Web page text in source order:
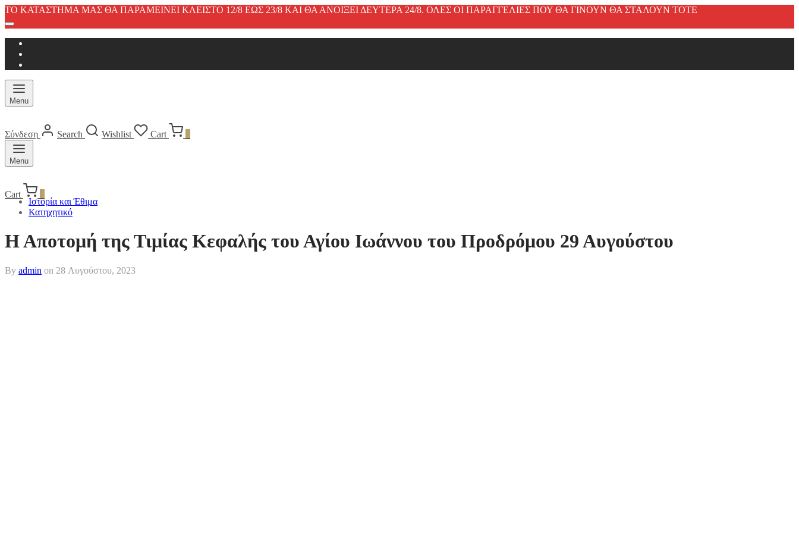
ΤΟ ΚΑΤΑΣΤΗΜΑ ΜΑΣ ΘΑ ΠΑΡΑΜΕΙΝΕΙ ΚΛΕΙΣΤΟ 12/8 ΕΩΣ 23/8 ΚΑΙ ΘΑ ΑΝΟΙΞΕΙ ΔΕΥΤΕΡΑ 24/8. ΟΛΕΣ ΟΙ ΠΑΡΑΓΓΕΛΙΕΣ ΠΟΥ ΘΑ ΓΙΝΟΥΝ ΘΑ ΣΤΑΛΟΥΝ ΤΟΤΕ
Menu
Σύνδεση Search Wishlist Cart
Menu
Cart
Ιστορία και Έθιμα
Κατηχητικό
Η Αποτομή της Τιμίας Κεφαλής του Αγίου Ιωάννου του Προδρόμου 29 Αυγούστου
By admin on 28 Αυγούστου, 2023